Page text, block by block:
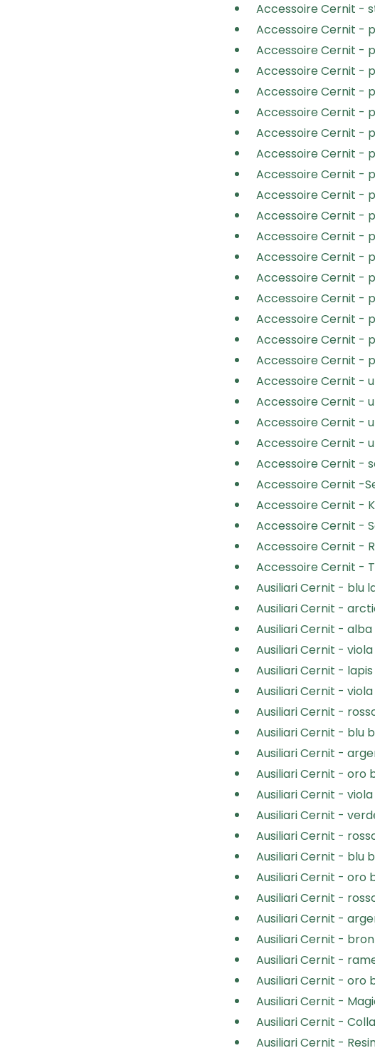
Accessoire Cernit -
Accessoire Cernit -
Accessoire Cernit -
Accessoire Cernit -
Accessoire Cernit -
Accessoire Cernit -
Accessoire Cernit -
Accessoire Cernit -
Accessoire Cernit -
Accessoire Cernit -
Accessoire Cernit -
Accessoire Cernit -
Accessoire Cernit -
Accessoire Cernit -
Accessoire Cernit -
Accessoire Cernit -
Accessoire Cernit -
Accessoire Cernit -
Accessoire Cernit -
Accessoire Cernit -
Accessoire Cernit -
Accessoire Cernit -
Accessoire Cernit -
Accessoire Cernit -
Accessoire Cernit -
Accessoire Cernit -
Accessoire Cernit -
Accessoire Cernit -
Ausiliari Cernit - blu
Ausiliari Cernit -
Ausiliari Cernit -
Ausiliari Cernit -
Ausiliari Cernit -
Ausiliari Cernit -
Ausiliari Cernit -
Ausiliari Cernit - blu
Ausiliari Cernit -
Ausiliari Cernit - oro
Ausiliari Cernit -
Ausiliari Cernit -
Ausiliari Cernit -
Ausiliari Cernit - blu
Ausiliari Cernit - oro
Ausiliari Cernit -
Ausiliari Cernit -
Ausiliari Cernit -
Ausiliari Cernit -
Ausiliari Cernit - oro
Ausiliari Cernit -
Ausiliari Cernit -
Ausiliari Cernit -